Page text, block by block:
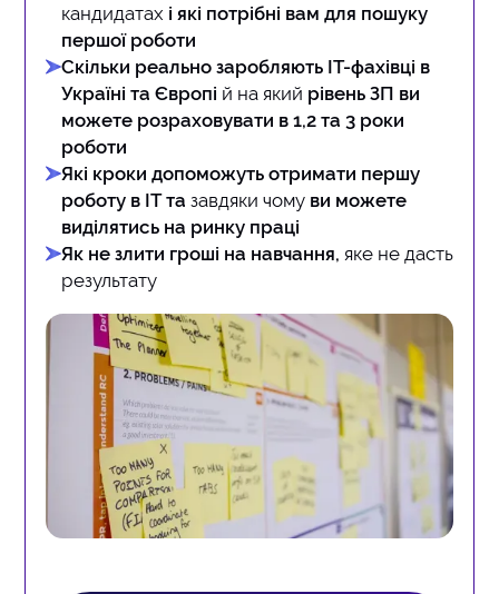
кандидатах і які потрібні вам для пошуку
першої роботи
Скільки реально заробляють IT-фахівці в
Україні та Європі й на який рівень ЗП ви
можете розраховувати в 1,2 та 3 роки
роботи
Які кроки допоможуть отримати першу
роботу в IT та завдяки чомуви можете
виділятись на ринку праці
Як не злити гроші на навчання, яке не дасть
результату